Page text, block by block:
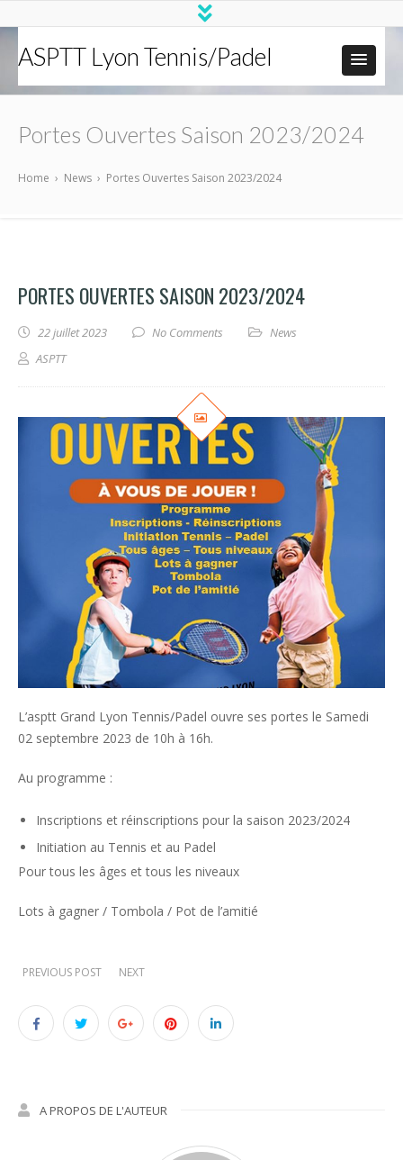
ASPTT Lyon Tennis/Padel
Portes Ouvertes Saison 2023/2024
Home › News › Portes Ouvertes Saison 2023/2024
PORTES OUVERTES SAISON 2023/2024
22 juillet 2023 No Comments
News
ASPTT
L’asptt Grand Lyon Tennis/Padel ouvre ses portes le Samedi
02 septembre 2023 de 10h à 16h.
Au programme :
Inscriptions et réinscriptions pour la saison 2023/2024
Initiation au Tennis et au Padel
Pour tous les âges et tous les niveaux
Lots à gagner / Tombola / Pot de l’amitié
PREVIOUS POST NEXT
A PROPOS DE L'AUTEUR